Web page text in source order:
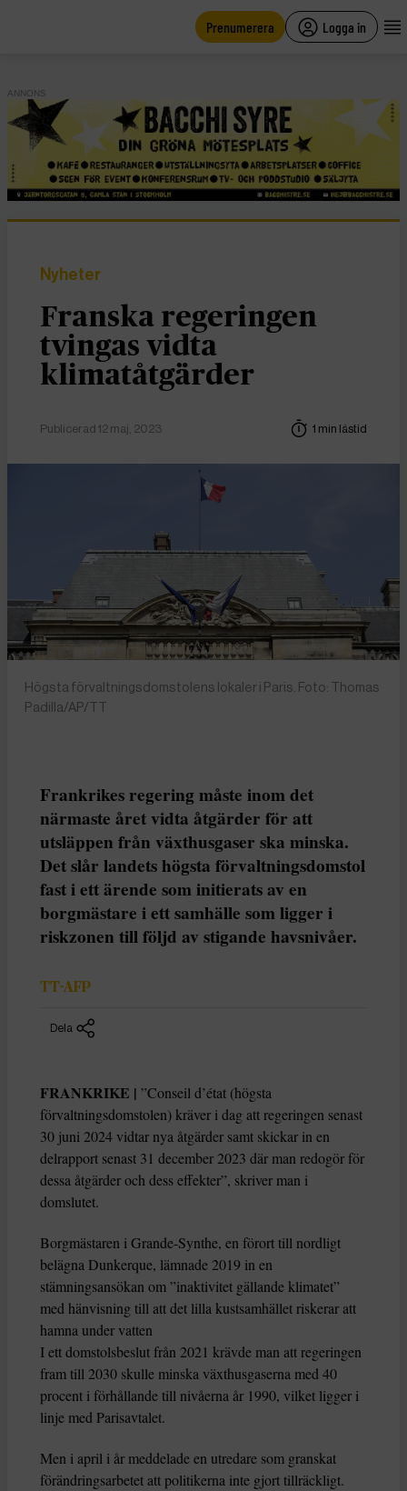
Prenumerera Logga in
ANNONS
Nyheter
Franska regeringen
tvingas vidta
klimatåtgärder
Publicerad 12 maj, 2023 1 min lästid
Högsta förvaltningsdomstolens lokaler i Paris. Foto: Thomas
Padilla/AP/TT
Frankrikes regering måste inom det
närmaste året vidta åtgärder för att
utsläppen från växthusgaser ska minska.
Det slår landets högsta förvaltningsdomstol
fast i ett ärende som initierats av en
borgmästare i ett samhälle som ligger i
riskzonen till följd av stigande havsnivåer.
TT-AFP
Dela
FRANKRIKE | ”Conseil d’état (högsta
förvaltningsdomstolen) kräver i dag att regeringen senast
30 juni 2024 vidtar nya åtgärder samt skickar in en
delrapport senast 31 december 2023 där man redogör för
dessa åtgärder och dess effekter”, skriver man i
domslutet.
Borgmästaren i Grande-Synthe, en förort till nordligt
belägna Dunkerque, lämnade 2019 in en
stämningsansökan om ”inaktivitet gällande klimatet”
med hänvisning till att det lilla kustsamhället riskerar att
hamna under vatten
I ett domstolsbeslut från 2021 krävde man att regeringen
fram till 2030 skulle minska växthusgaserna med 40
procent i förhållande till nivåerna år 1990, vilket ligger i
linje med Parisavtalet.
Men i april i år meddelade en utredare som granskat
förändringsarbetet att politikerna inte gjort tillräckligt.